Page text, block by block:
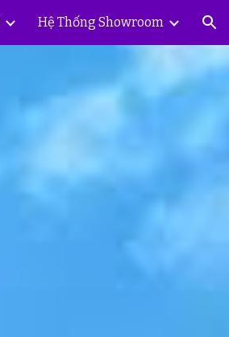
Hệ Thống Showroom